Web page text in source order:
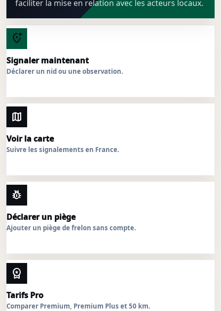
faciliter la mise en relation avec les acteurs locaux.
add_location_alt
Signaler maintenant
Déclarer un nid ou une observation.
map
Voir la carte
Suivre les signalements en France.
pest_control
Déclarer un piège
Ajouter un piège de frelon sans compte.
workspace_premium
Tarifs Pro
Comparer Premium, Premium Plus et 50 km.